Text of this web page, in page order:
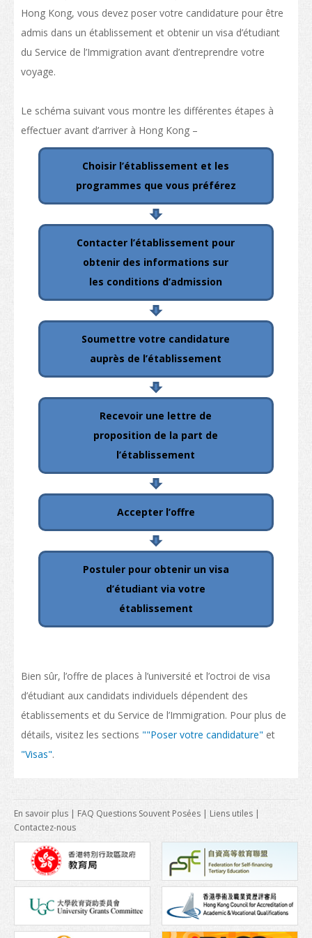
Liste des programmes
Structure des qualifications
d'éducation"
Plus de possibilités d’études
Parcours d'étude
Poser votre candidature pour vos études
Poser votre candidature
Habiter à Hong Kong
Arrivée
Hébergement
Entrée des personnes à charge des étudiants non-locaux
Transport
Student Voices
Asie
Océanie
Afrique
Après l’obtention de votre diplôme
Poursuivre vos études à Hong Kong
Travailler à Hong Kong
Hong Kong, vous devez poser votre candidature pour être
admis dans un établissement et obtenir un visa d’étudiant
du Service de l’Immigration avant d’entreprendre votre
voyage.
Le schéma suivant vous montre les différentes étapes à
effectuer avant d’arriver à Hong Kong –
Choisir l’établissement et les
programmes que vous préférez
Contacter l’établissement pour
obtenir des informations sur
les conditions d’admission
Soumettre votre candidature
auprès de l’établissement
Recevoir une lettre de
proposition de la part de
l’établissement
Accepter l’offre
Postuler pour obtenir un visa
d’étudiant via votre
établissement
Bien sûr, l’offre de places à l’université et l’octroi de visa
d’étudiant aux candidats individuels dépendent des
établissements et du Service de l’Immigration. Pour plus de
détails, visitez les sections ""Poser votre candidature" et
"Visas".
En savoir plus | FAQ Questions Souvent Posées | Liens utiles |
Contactez-nous